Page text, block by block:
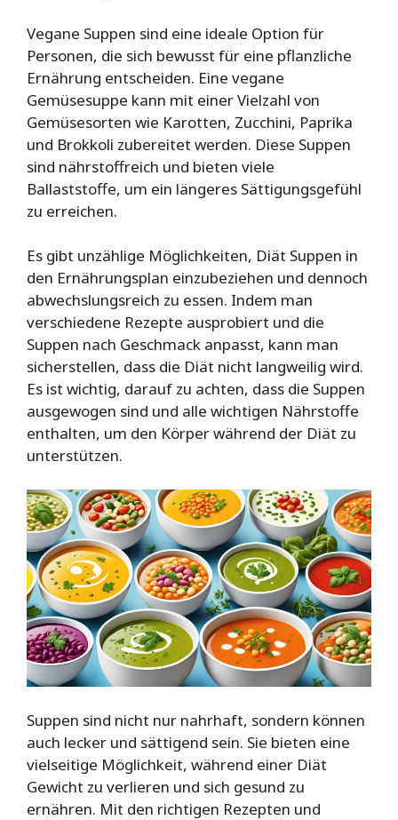
Vegane Suppen sind eine ideale Option für
Personen, die sich bewusst für eine pflanzliche
Ernährung entscheiden. Eine vegane
Gemüsesuppe kann mit einer Vielzahl von
Gemüsesorten wie Karotten, Zucchini, Paprika
und Brokkoli zubereitet werden. Diese Suppen
sind nährstoffreich und bieten viele
Ballaststoffe, um ein längeres Sättigungsgefühl
zu erreichen.
Es gibt unzählige Möglichkeiten, Diät Suppen in
den Ernährungsplan einzubeziehen und dennoch
abwechslungsreich zu essen. Indem man
verschiedene Rezepte ausprobiert und die
Suppen nach Geschmack anpasst, kann man
sicherstellen, dass die Diät nicht langweilig wird.
Es ist wichtig, darauf zu achten, dass die Suppen
ausgewogen sind und alle wichtigen Nährstoffe
enthalten, um den Körper während der Diät zu
unterstützen.
Suppen sind nicht nur nahrhaft, sondern können
auch lecker und sättigend sein. Sie bieten eine
vielseitige Möglichkeit, während einer Diät
Gewicht zu verlieren und sich gesund zu
ernähren. Mit den richtigen Rezepten und